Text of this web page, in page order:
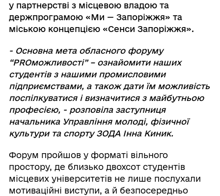
у партнерстві з місцевою владою та
держпрограмою «Ми — Запоріжжя» та
міською концепцією «Сенси Запоріжжя».
- Основна мета обласного форуму
“PROможливості” – ознайомити наших
студентів з нашими промисловими
підприємствами, а також дати їм можливість
поспілкуватися і визначитися з майбутньою
професією,- розповіла заступниця
начальника Управління молоді, фізичної
культури та спорту ЗОДА Інна Киник.
Форум пройшов у форматі вільного
простору, де близько двохсот студентів
місцевих університетів не лише послухали
мотиваційні виступи, а й безпосередньо